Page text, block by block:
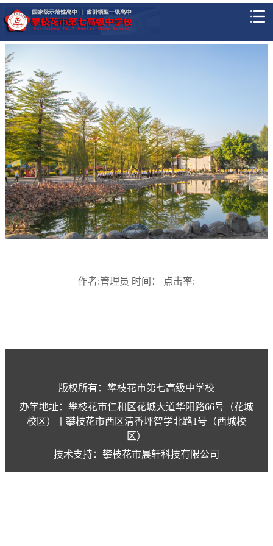
作者:管理员 时间： 点击率:
版权所有：攀枝花市第七高级中学校
办学地址：攀枝花市仁和区花城大道华阳路66号（花城
校区）丨攀枝花市西区清香坪智学北路1号（西城校
区）
技术支持：攀枝花市晨轩科技有限公司